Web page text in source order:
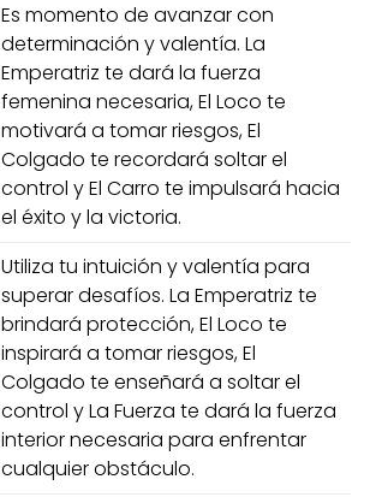
Es momento de avanzar con
determinación y valentía. La
Emperatriz te dará la fuerza
femenina necesaria, El Loco te
motivará a tomar riesgos, El
Colgado te recordará soltar el
control y El Carro te impulsará hacia
el éxito y la victoria.
Utiliza tu intuición y valentía para
superar desafíos. La Emperatriz te
brindará protección, El Loco te
inspirará a tomar riesgos, El
Colgado te enseñará a soltar el
control y La Fuerza te dará la fuerza
interior necesaria para enfrentar
cualquier obstáculo.